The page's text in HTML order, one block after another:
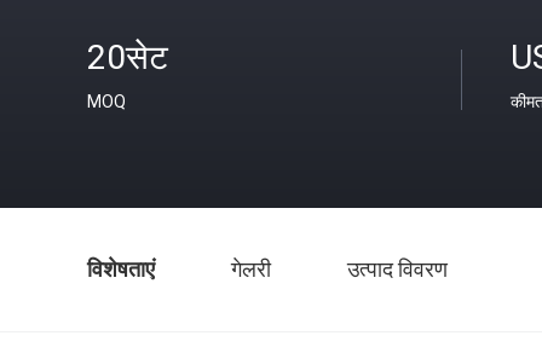
20सेट
MOQ
विशेषताएं गेलरी उत्पाद विवरण